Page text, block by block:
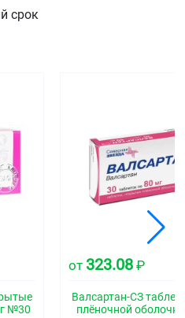
срок
№30
от 323.08 ₽
Валсартан-СЗ
плёночной